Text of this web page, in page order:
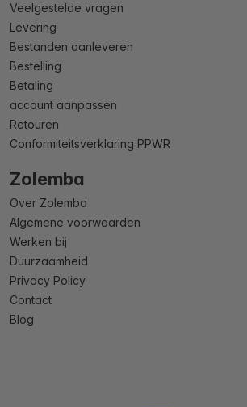
Veelgestelde vragen
Levering
Bestanden aanleveren
Bestelling
Betaling
account aanpassen
Retouren
Conformiteitsverklaring PPWR
Zolemba
Over Zolemba
Algemene voorwaarden
Werken bij
Duurzaamheid
Privacy Policy
Contact
Blog